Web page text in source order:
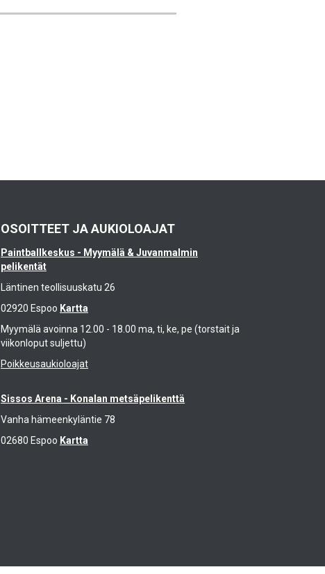
OSOITTEET JA AUKIOLOAJAT
Paintballkeskus - Myymälä & Juvanmalmin
pelikentät
Läntinen teollisuuskatu 26
02920 Espoo Kartta
Myymälä avoinna 12.00 - 18.00 ma, ti, ke, pe (torstait ja
viikonloput suljettu)
Poikkeusaukioloajat
Sissos Arena - Konalan metsäpelikenttä
Vanha hämeenkyläntie 78
02680 Espoo Kartta